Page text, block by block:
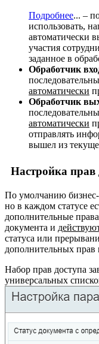
Подробнее... –
использовать,
автоматически
участия
заданное в
Обработчик
автоматически
Обработчик
автоматически
отправлять
вышел из
Настройка прав
По умолчанию бизнес-
но в каждом статусе
дополнительные
документа и
статуса или
дополнительных прав
Набор прав доступа
универсальных